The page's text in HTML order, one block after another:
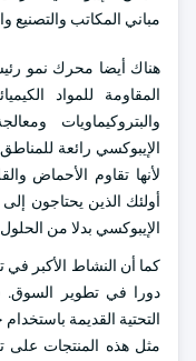
مباني المكاتب والتصنيع
هناك أيضا محرك نمو
المقاومة للمواد
والبتروكيماويات
الإيبوكسي رائعة للمناطق
لأنها تقاوم الأحماض
أولئك الذين يحتاجون
الإيبوكسي بدلا من
كما أن النشاط الأكبر في
دورا في تطوير السوق.
التحتية القديمة
مثل هذه المنتجات على